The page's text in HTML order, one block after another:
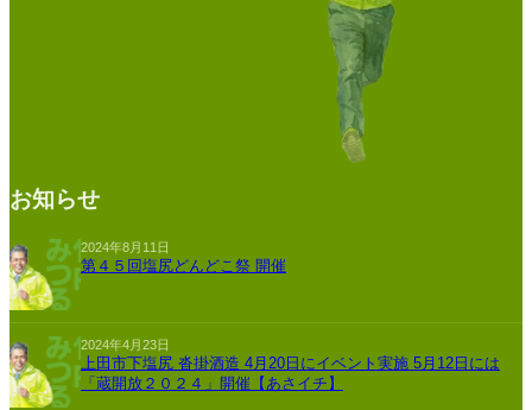
お知らせ
2024年8月11日
第４５回塩尻どんどこ祭 開催
2024年4月23日
上田市下塩尻 沓掛酒造 4月20日にイベント実施 5月12日には
「蔵開放２０２４」開催【あさイチ】